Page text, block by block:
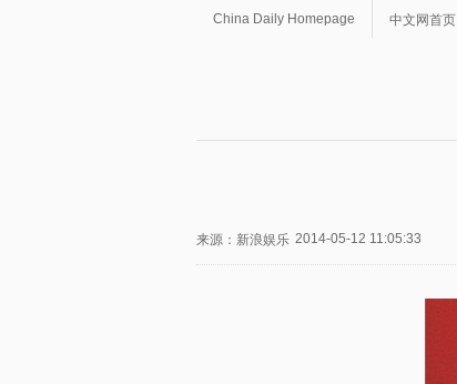
China Daily Homepage 中文网首页
来源：新浪娱乐 2014-05-12 11:05:33